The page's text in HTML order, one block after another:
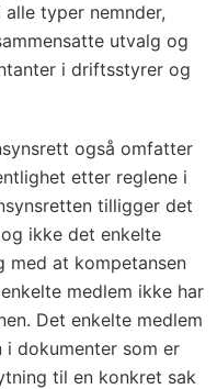
typer nemnder,
utvalg og
i driftsstyrer og
også omfatter
etter reglene i
tilligger det
ikke det enkelte
med at kompetansen
medlem ikke har
Det enkelte medlem
dokumenter som er
til en konkret sak